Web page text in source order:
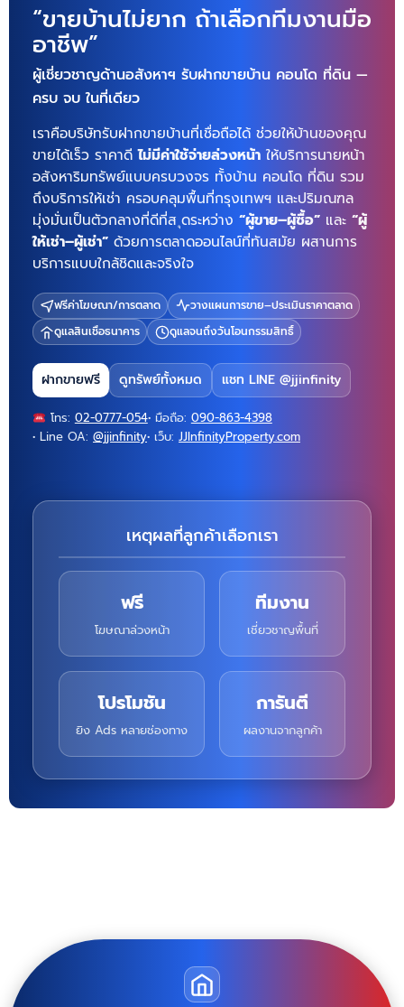
“ขายบ้านไม่ยาก ถ้าเลือกทีมงานมือ
อาชีพ”
ผู้เชี่ยวชาญด้านอสังหาฯ รับฝากขายบ้าน คอนโด ที่ดิน —
ครบ จบ ในที่เดียว
เราคือบริษัทรับฝากขายบ้านที่เชื่อถือได้ ช่วยให้บ้านของคุณ
ขายได้เร็ว ราคาดีไม่มีค่าใช้จ่ายล่วงหน้า ให้บริการนายหน้า
อสังหาริมทรัพย์แบบครบวงจร ทั้งบ้าน คอนโด ที่ดิน รวม
ถึงบริการให้เช่า ครอบคลุมพื้นที่กรุงเทพฯ และปริมณฑล
มุ่งมั่นเป็นตัวกลางที่ดีที่ส ุดระหว่าง “ผู้ขาย–ผู้ซื้อ” และ “ผู้
ให้เช่า–ผู้เช่า” ด้วยการตลาดออนไลน์ที่ทันสมัย ผสานการ
บริการแบบใกล้ชิดและจริงใจ
ฟรีค่าโฆษณา/การตลาด
วางแผนการขาย–ประเมินราคาตลาด
ดูแลสินเชื่อธนาคาร
ดูแลจนถึงวันโอนกรรมสิทธิ์
ฝากขายฟรี ดูทรัพย์ทั้งหมด แชท LINE @jjinfinity
โทร: 02-0777-054• มือถือ: 090-863-4398
• Line OA: @jjinfinity• เว็บ: JJInfinityProperty.com
เหตุผลที่ลูกค้าเลือกเรา
ฟรี
โฆษณาล่วงหน้า
ทีมงาน
เชี่ยวชาญพื้นที่
โปรโมชัน
ยิง Ads หลายช่องทาง
การันตี
ผลงานจากลูกค้า